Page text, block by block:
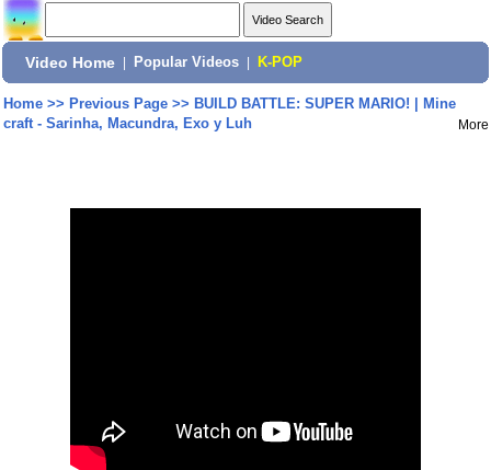
Video Home Popular Videos K-POP
Home>> Previous Page>> BUILD BATTLE: SUPER MARIO! | Mine
craft - Sarinha, Macundra, Exo y Luh
More